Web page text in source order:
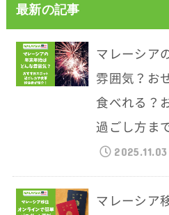
最新の記事
マレーシア
雰囲気？お
食べれる？
過ごし方ま
2025.11.03
マレーシア